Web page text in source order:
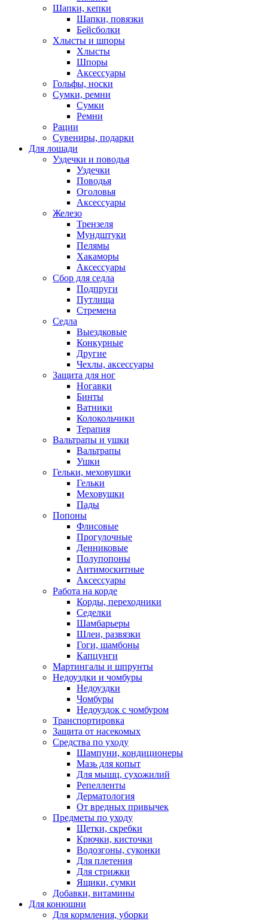
Шапки, кепки
Шапки, повязки
Бейсболки
Хлысты и шпоры
Хлысты
Шпоры
Аксессуары
Гольфы, носки
Сумки, ремни
Сумки
Ремни
Рации
Сувениры, подарки
Для лошади
Уздечки и поводья
Уздечки
Поводья
Оголовья
Аксессуары
Железо
Трензеля
Мундштуки
Пелямы
Хакаморы
Аксессуары
Сбор для седла
Подпруги
Путлища
Стремена
Седла
Выездковые
Конкурные
Другие
Чехлы, аксессуары
Защита для ног
Ногавки
Бинты
Ватники
Колокольчики
Терапия
Вальтрапы и ушки
Вальтрапы
Ушки
Гельки, меховушки
Гельки
Меховушки
Пады
Попоны
Флисовые
Прогулочные
Денниковые
Полупопоны
Антимоскитные
Аксессуары
Работа на корде
Корды, переходники
Седелки
Шамбарьеры
Шлеи, развязки
Гоги, шамбоны
Капцунги
Мартингалы и шпрунты
Недоуздки и чомбуры
Недоуздки
Чомбуры
Недоуздок с чомбуром
Транспортировка
Защита от насекомых
Средства по уходу
Шампуни, кондиционеры
Мазь для копыт
Для мышц, сухожилий
Репелленты
Дерматология
От вредных привычек
Предметы по уходу
Щетки, скребки
Крючки, кисточки
Водозгоны, суконки
Для плетения
Для стрижки
Ящики, сумки
Добавки, витамины
Для конюшни
Для кормления, уборки